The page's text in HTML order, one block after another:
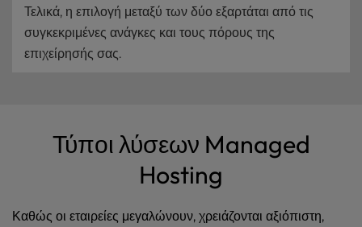
Τελικά, η επιλογή μεταξύ των δύο εξαρτάται από τις
συγκεκριμένες ανάγκες και τους πόρους της
επιχείρησής σας.
Τύποι λύσεων Managed
Hosting
Καθώς οι εταιρείες μεγαλώνουν, χρειάζονται αξιόπιστη,